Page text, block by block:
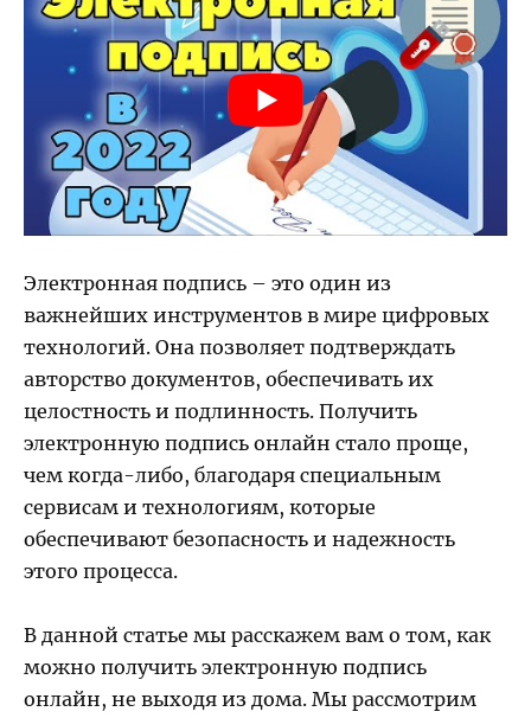
Электронная подпись – это один из
важнейших инструментов в мире цифровых
технологий. Она позволяет подтверждать
авторство документов, обеспечивать их
целостность и подлинность. Получить
электронную подпись онлайн стало проще,
чем когда-либо, благодаря специальным
сервисам и технологиям, которые
обеспечивают безопасность и надежность
этого процесса.
В данной статье мы расскажем вам о том, как
можно получить электронную подпись
онлайн, не выходя из дома. Мы рассмотрим